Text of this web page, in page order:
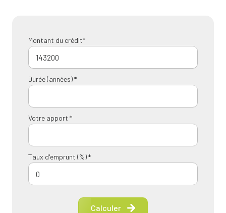
Montant du crédit*
Durée (années) *
Votre apport *
Taux d'emprunt (%) *
Calculer